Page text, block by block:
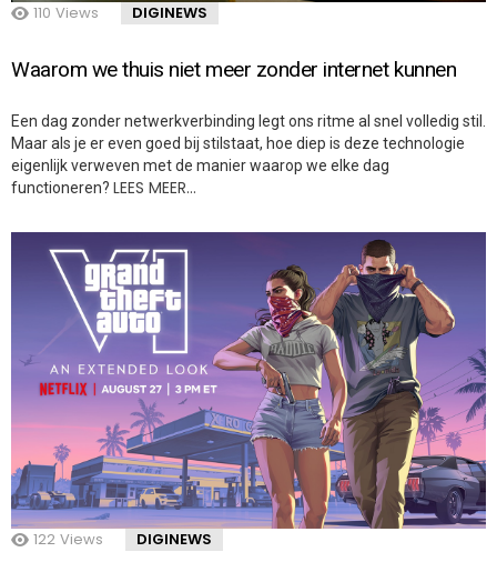
110 Views DIGINEWS
Waarom we thuis niet meer zonder internet kunnen
Een dag zonder netwerkverbinding legt ons ritme al snel volledig stil.
Maar als je er even goed bij stilstaat, hoe diep is deze technologie
eigenlijk verweven met de manier waarop we elke dag
functioneren? LEES MEER…
122 Views DIGINEWS